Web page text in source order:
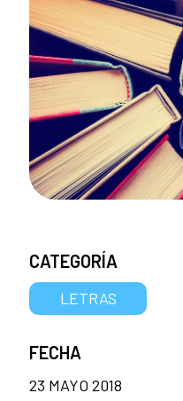
CATEGORÍA
LETRAS
FECHA
23 MAYO 2018